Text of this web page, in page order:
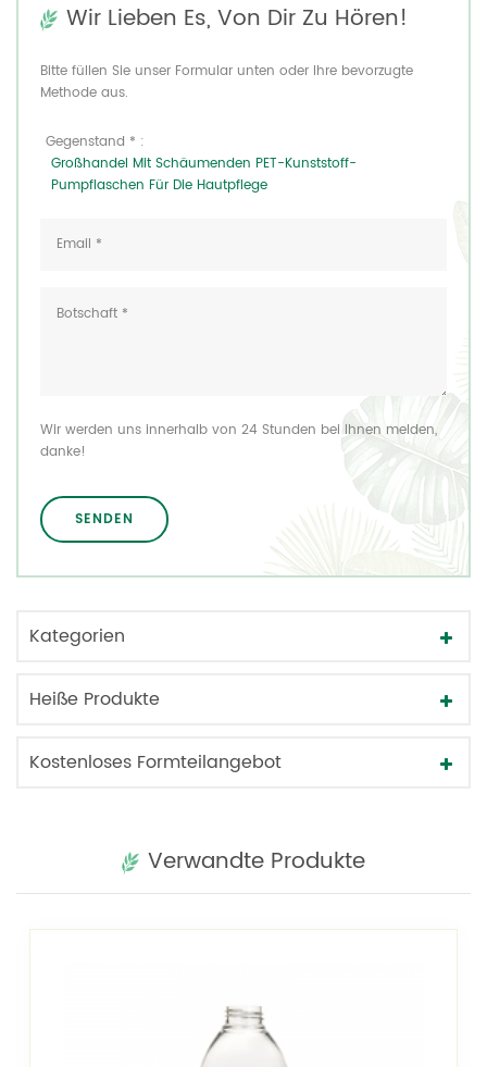
Wir Lieben Es, Von Dir Zu Hören!
Bitte füllen Sie unser Formular unten oder Ihre bevorzugte
Methode aus.
Gegenstand * :
Großhandel Mit Schäumenden PET-Kunststoff-
Pumpflaschen Für Die Hautpflege
Wir werden uns innerhalb von 24 Stunden bei Ihnen melden,
danke!
Kategorien
Heiße Produkte
Kostenloses Formteilangebot
Verwandte Produkte